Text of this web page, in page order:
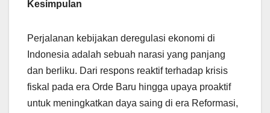
Kesimpulan
Perjalanan kebijakan deregulasi ekonomi di
Indonesia adalah sebuah narasi yang panjang
dan berliku. Dari respons reaktif terhadap krisis
fiskal pada era Orde Baru hingga upaya proaktif
untuk meningkatkan daya saing di era Reformasi,